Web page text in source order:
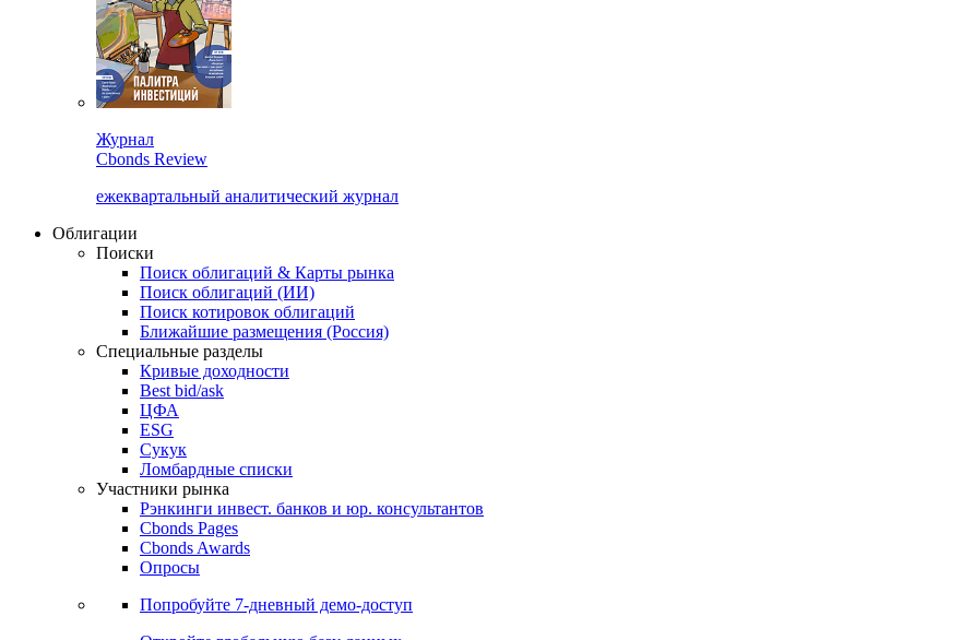
Журнал
Cbonds Review
ежеквартальный аналитический журнал
Облигации
Поиски
Поиск облигаций & Карты рынка
Поиск облигаций (ИИ)
Поиск котировок облигаций
Ближайшие размещения (Россия)
Специальные разделы
Кривые доходности
Best bid/ask
ЦФА
ESG
Сукук
Ломбардные списки
Участники рынка
Рэнкинги инвест. банков и юр. консультантов
Cbonds Pages
Cbonds Awards
Опросы
Попробуйте 7-дневный демо-доступ